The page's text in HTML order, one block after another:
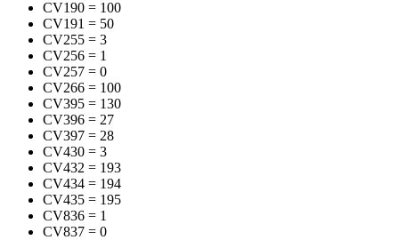
CV190 = 100
CV191 = 50
CV255 = 3
CV256 = 1
CV257 = 0
CV266 = 100
CV395 = 130
CV396 = 27
CV397 = 28
CV430 = 3
CV432 = 193
CV434 = 194
CV435 = 195
CV836 = 1
CV837 = 0